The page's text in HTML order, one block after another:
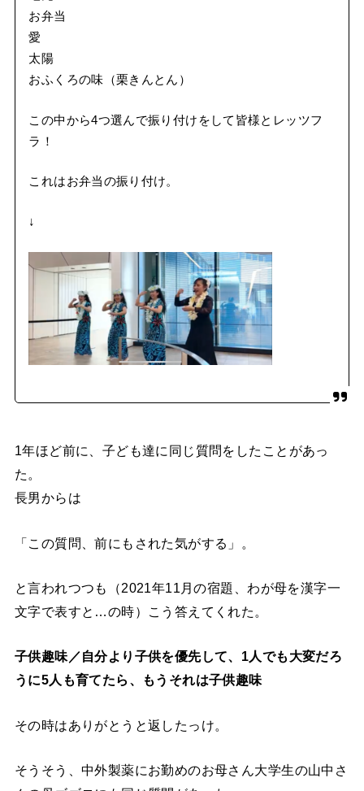
お弁当
愛
太陽
おふくろの味（栗きんとん）
この中から4つ選んで振り付けをして皆様とレッツフ
ラ！
これはお弁当の振り付け。
↓
1年ほど前に、子ども達に同じ質問をしたことがあっ
た。
長男からは
「この質問、前にもされた気がする」。
と言われつつも（2021年11月の宿題、わが母を漢字一
文字で表すと…の時）こう答えてくれた。
子供趣味／自分より子供を優先して、1人でも大変だろ
うに5人も育てたら、もうそれは子供趣味
その時はありがとうと返したっけ。
そうそう、中外製薬にお勤めのお母さん大学生の山中さ